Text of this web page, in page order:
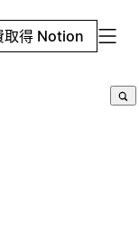
取得 Notion